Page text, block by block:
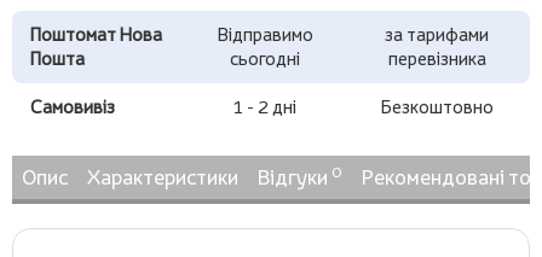
Поштомат Нова
Пошта
Відправимо
сьогодні
за тарифами
перевізника
Самовивіз 1 - 2 дні Безкоштовно
Опис Характеристики Відгуки 0 Рекомендовані